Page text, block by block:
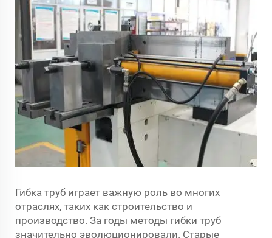
Гибка труб играет важную роль во многих
отраслях, таких как строительство и
производство. За годы методы гибки труб
значительно эволюционировали. Старые